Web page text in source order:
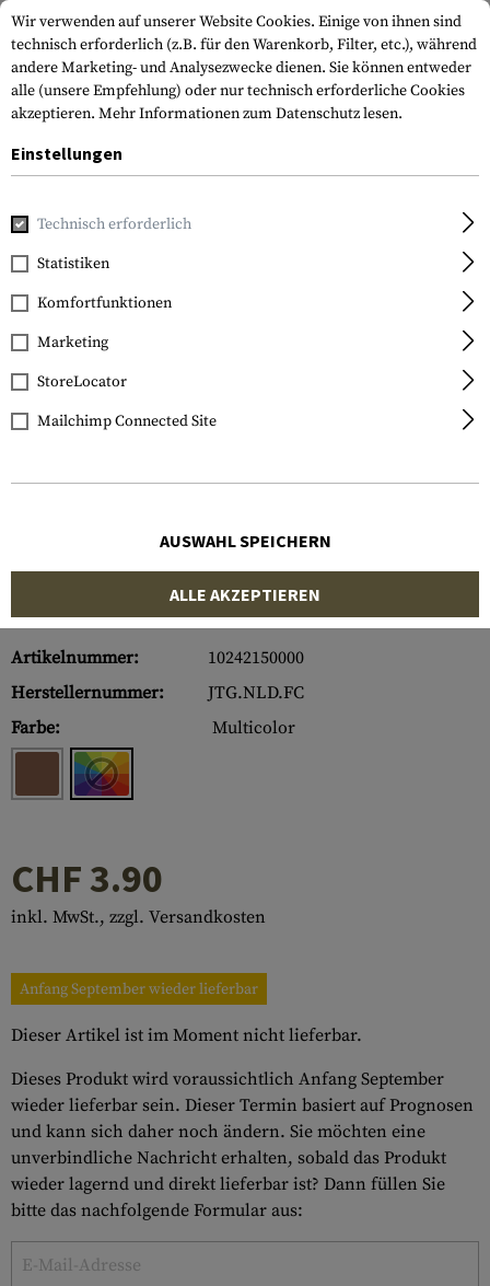
Home Tactical Gear Gummi
JTG
Netherlands Rubber
Patch
Artikelnummer:
10242150000
Herstellernummer:
JTG.NLD.FC
Farbe:
Multicolor
CHF 3.90
inkl. MwSt., zzgl. Versandkosten
Anfang September wieder lieferbar
Dieser Artikel ist im Moment nicht lieferbar.
Dieses Produkt wird voraussichtlich Anfang September
wieder lieferbar sein. Dieser Termin basiert auf Prognosen
und kann sich daher noch ändern. Sie möchten eine
unverbindliche Nachricht erhalten, sobald das Produkt
wieder lagernd und direkt lieferbar ist? Dann füllen Sie
bitte das nachfolgende Formular aus:
Wir verwenden auf unserer Website Cookies. Einige von ihnen sind
technisch erforderlich (z.B. für den Warenkorb, Filter, etc.), während
andere Marketing- und Analysezwecke dienen. Sie können entweder
alle (unsere Empfehlung) oder nur technisch erforderliche Cookies
akzeptieren. Mehr Informationen zum Datenschutz lesen.
Einstellungen
Technisch erforderlich
Statistiken
Komfortfunktionen
Marketing
StoreLocator
Mailchimp Connected Site
AUSWAHL SPEICHERN
ALLE AKZEPTIEREN